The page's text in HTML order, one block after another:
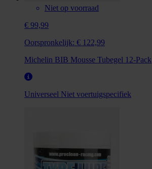
Niet op voorraad
€ 99,99
Oorspronkelijk: € 122,99
Michelin BIB Mousse Tubegel 12-Pack
Universeel Niet voertuigspecifiek